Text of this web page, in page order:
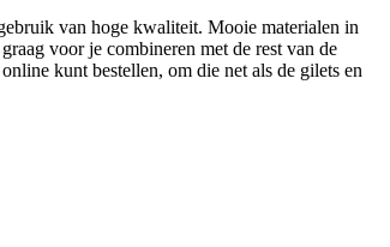
van hoge kwaliteit. Mooie materialen in
voor je combineren met de rest van de
kunt bestellen, om die net als de gilets en